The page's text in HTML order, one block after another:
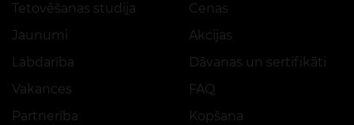
Tetovēšanas studija
Jaunumi
Labdarība
Vakances
Partnerība
Cenas
Akcijas
Dāvanas un sertifikāti
FAQ
Kopšana